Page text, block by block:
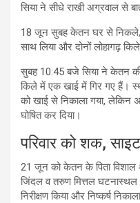
सिया ने सीधे राखी अग्रवाल से
18 जून सुबह केतन घर से निकले,
साथ लिया और दोनों लोहागढ़
सुबह 10:45 बजे सिया ने केतन
किले में एक खाई में गिर गए हैं।
को खाई से निकाला गया, लेकिन
घोषित कर दिया।
परिवार को शक, साइट
21 जून को केतन के पिता विशाल
जिंदल व तरुण मित्तल
निरीक्षण किया और निष्कर्ष